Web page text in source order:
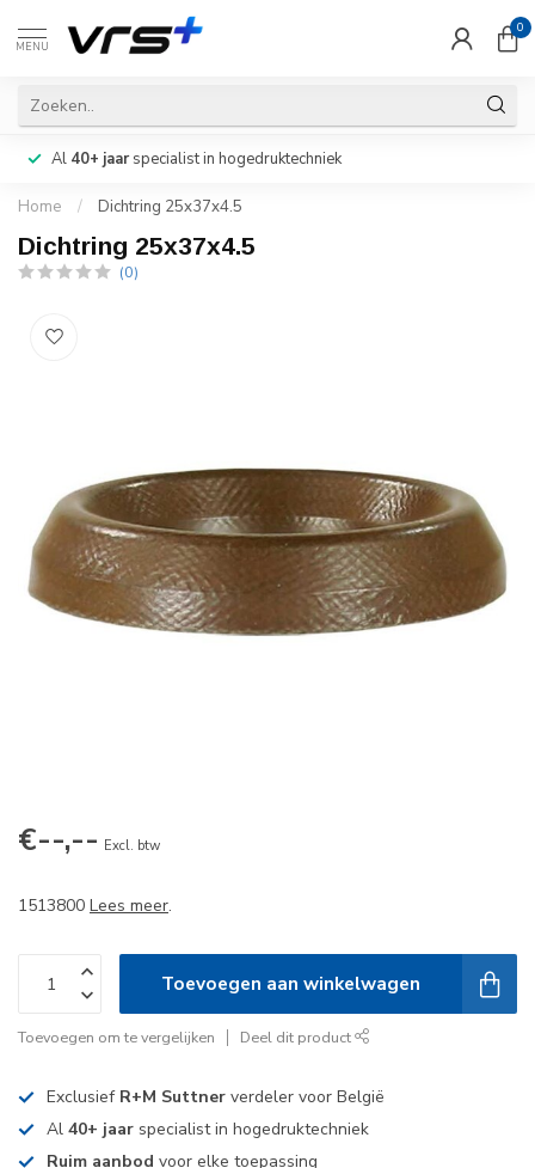
MENU
0
Al 40+ jaarspecialist in hogedruktechniek
Home / Dichtring 25x37x4.5
Dichtring 25x37x4.5
(0)
€--,-- Excl. btw
1513800 Lees meer.
Toevoegen aan winkelwagen
Toevoegen om te vergelijken Deel dit product
Exclusief R+M Suttner verdeler voor België
Al 40+ jaar specialist in hogedruktechniek
Ruim aanbod voor elke toepassing